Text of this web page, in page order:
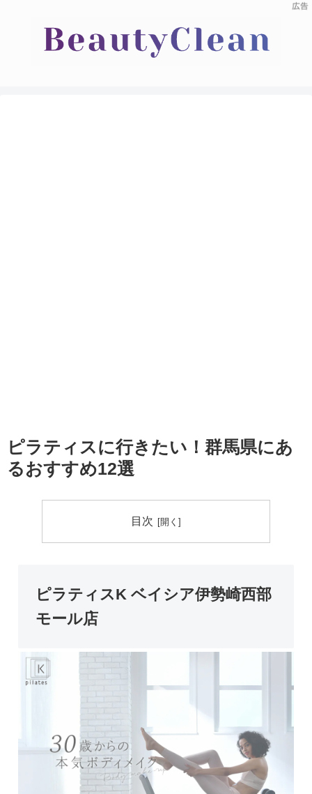
ピラティスに行きたい！群馬県にあ
るおすすめ12選
目次
ピラティスK ベイシア伊勢崎西部
モール店